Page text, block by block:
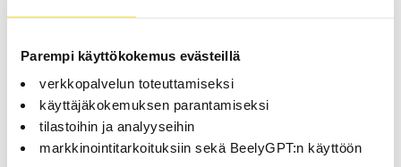
Parempi käyttökokemus evästeillä
verkkopalvelun toteuttamiseksi
käyttäjäkokemuksen parantamiseksi
tilastoihin ja analyyseihin
markkinointitarkoituksiin sekä BeelyGPT:n käyttöön